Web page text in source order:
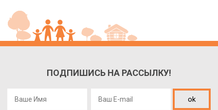
ПОДПИШИСЬ НА РАССЫЛКУ!
ok